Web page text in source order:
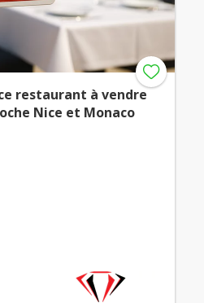
restaurant à vendre
Nice et Monaco